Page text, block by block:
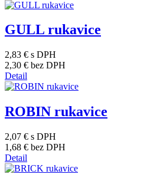
GULL rukavice
2,83 € s DPH
2,30 € bez DPH
Detail
ROBIN rukavice
2,07 € s DPH
1,68 € bez DPH
Detail